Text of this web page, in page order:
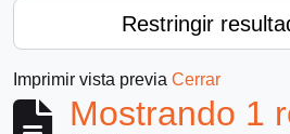
Restringir
Imprimir vista previa Cerrar
Mostrando 1